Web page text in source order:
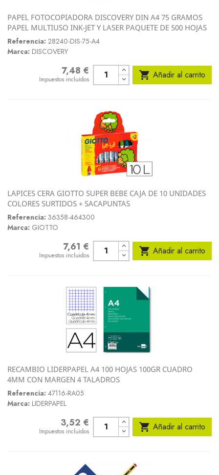
PAPEL FOTOCOPIADORA DISCOVERY DIN A4 75 GRAMOS
PAPEL MULTIUSO INK-JET Y LASER PAQUETE DE 500 HOJAS
Referencia: 28240-DIS-75-A4
Marca: DISCOVERY
7,48 €
Impuestos incluidos  Añadir al carrito
LAPICES CERA GIOTTO SUPER BEBE CAJA DE 10 UNIDADES
COLORES SURTIDOS + SACAPUNTAS
Referencia: 36358-464300
Marca: GIOTTO
7,61 €
Impuestos incluidos  Añadir al carrito
RECAMBIO LIDERPAPEL A4 100 HOJAS 100GR CUADRO
4MM CON MARGEN 4 TALADROS
Referencia: 47116-RA05
Marca: LIDERPAPEL
3,52 €
Impuestos incluidos  Añadir al carrito